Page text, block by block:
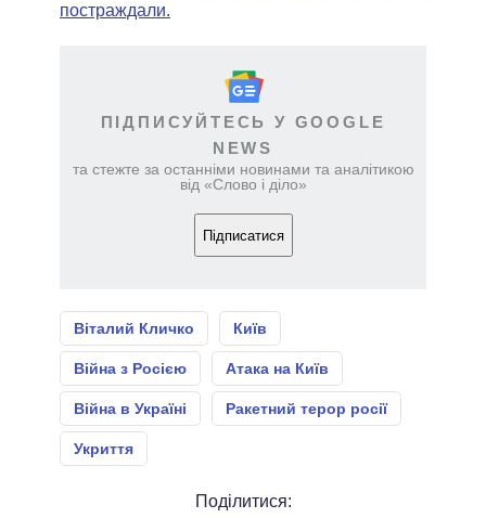
постраждали.
ПІДПИСУЙТЕСЬ У GOOGLE
NEWS
та стежте за останніми новинами та аналітикою
від «Слово і діло»
Підписатися
Віталий Кличко Київ
Війна з Росією Атака на Київ
Війна в Україні Ракетний терор росії
Укриття
Поділитися: